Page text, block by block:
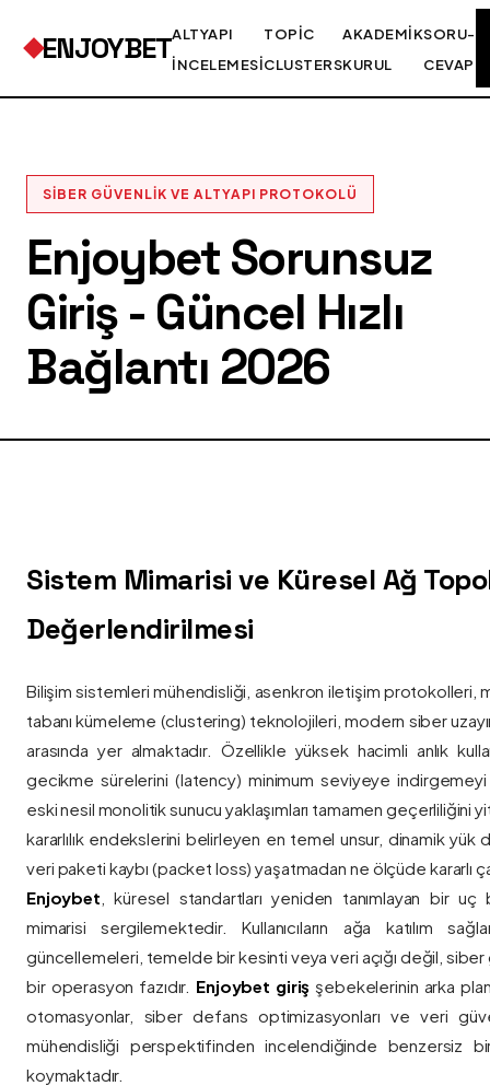
ENJOYBETALTYAPI
İNCELEMESI
TOPIC
CLUSTERS
AKADEMIK
KURUL
SORU-
CEVAP
SIBER GÜVENLIK VE ALTYAPI PROTOKOLÜ
Enjoybet Sorunsuz
Giriş - Güncel Hızlı
Bağlantı 2026
Sistem Mimarisi ve Küresel Ağ
Değerlendirilmesi
Bilişim sistemleri mühendisliği, asenkron iletişim protokolleri,
tabanı kümeleme (clustering) teknolojileri, modern siber
arasında yer almaktadır. Özellikle yüksek hacimli anlık
gecikme sürelerini (latency) minimum seviyeye
eski nesil monolitik sunucu yaklaşımları tamamen geçerliliğini
kararlılık endekslerini belirleyen en temel unsur, dinamik yük
veri paketi kaybı (packet loss) yaşatmadan ne ölçüde kararlı
Enjoybet , küresel standartları yeniden tanımlayan bir
mimarisi sergilemektedir. Kullanıcıların ağa katılım
güncellemeleri, temelde bir kesinti veya veri açığı değil, siber
bir operasyon fazıdır. Enjoybet giriş şebekelerinin arka
otomasyonlar, siber defans optimizasyonları ve veri
mühendisliği perspektifinden incelendiğinde benzersiz
koymaktadır.